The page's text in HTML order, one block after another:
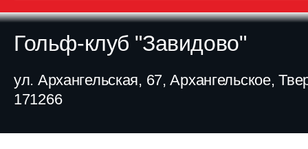
Гольф-клуб "Завидово"
ул. Архангельская, 67, Архангельское,
171266